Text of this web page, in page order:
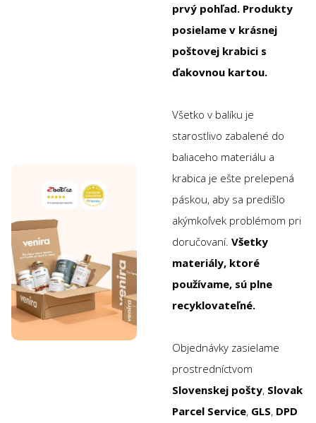
prvý pohľad. Produkty
posielame v krásnej
poštovej krabici s
ďakovnou kartou.
Všetko v balíku je
starostlivo zabalené do
baliaceho materiálu a
krabica je ešte prelepená
páskou, aby sa predišlo
akýmkoľvek problémom pri
doručovaní. Všetky
materiály, ktoré
používame, sú plne
recyklovateľné.
Objednávky zasielame
prostredníctvom
Slovenskej pošty, Slovak
Parcel Service, GLS, DPD